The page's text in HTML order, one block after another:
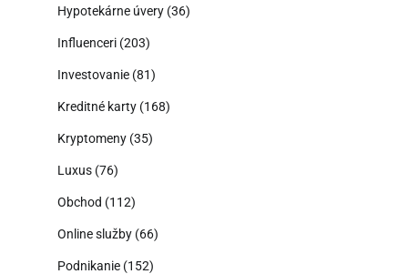
Hypotekárne úvery (36)
Influenceri (203)
Investovanie (81)
Kreditné karty (168)
Kryptomeny (35)
Luxus (76)
Obchod (112)
Online služby (66)
Podnikanie (152)